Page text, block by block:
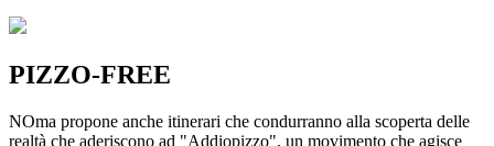
PIZZO-FREE
NOma propone anche itinerari che condurranno alla scoperta delle
realtà che aderiscono ad "Addiopizzo", un movimento che agisce